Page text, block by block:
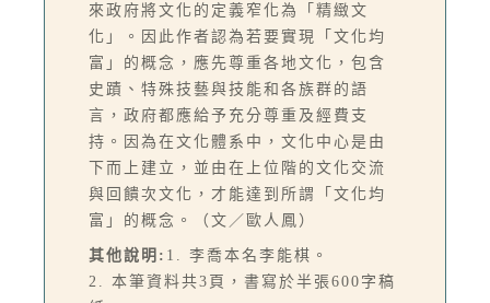
來政府將文化的定義窄化為「精緻文
化」。因此作者認為若要實現「文化均
富」的概念，應先尊重各地文化，包含
史蹟、特殊技藝與技能和各族群的語
言，政府都應給予充分尊重及經費支
持。因為在文化體系中，文化中心是由
下而上建立，並由在上位階的文化交流
與回饋次文化，才能達到所謂「文化均
富」的概念。（文／歐人鳳）
其他說明: 1. 李喬本名李能棋。
2. 本筆資料共3頁，書寫於半張600字稿